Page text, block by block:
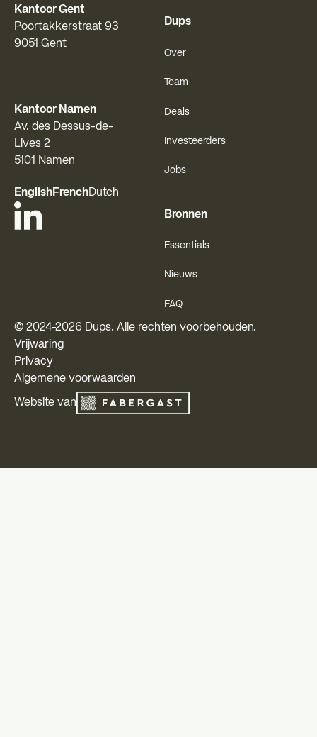
Kantoor Gent
Poortakkerstraat 93
9051 Gent
Kantoor Namen
Av. des Dessus-de-
Lives 2
5101 Namen
EnglishFrenchDutch
Dups
Over
Team
Deals
Investeerders
Jobs
Bronnen
Essentials
Nieuws
FAQ
© 2024-2026Dups. Alle rechten voorbehouden.
Vrijwaring
Privacy
Algemene voorwaarden
Website van